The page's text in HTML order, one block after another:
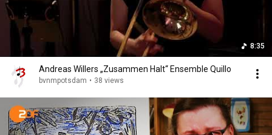
8:35
Andreas Willers „Zusammen Halt“ Ensemble Quillo
bvnmpotsdam • 38 views